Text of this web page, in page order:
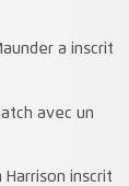
a inscrit
avec un
inscrit